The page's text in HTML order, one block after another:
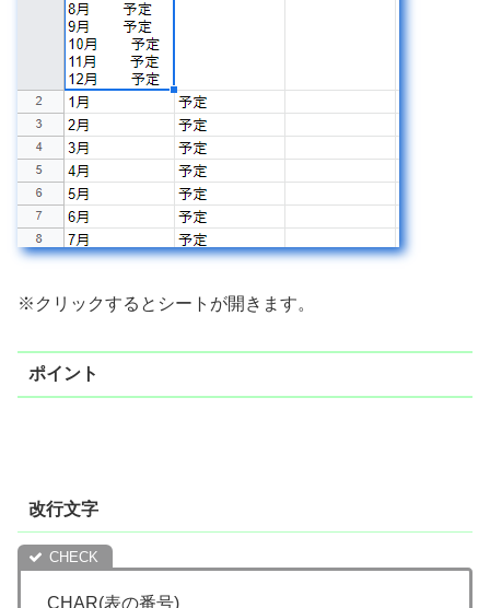
※クリックするとシートが開きます。
ポイント
改行文字
CHAR(表の番号)